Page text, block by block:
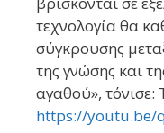
τεχνολογία θα
σύγκρουσης
της γνώσης και
αγαθού», τόνισε:
https://youtu.be/